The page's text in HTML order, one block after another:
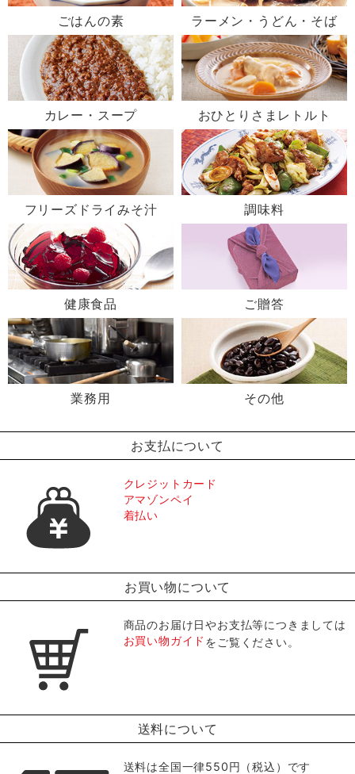
ごはんの素 ラーメン・うどん・そば
カレー・スープ おひとりさまレトルト
フリーズドライみそ汁 調味料
健康食品 ご贈答
業務用 その他
お支払について
クレジットカード
アマゾンペイ
着払い
お買い物について
商品のお届け日やお支払等につきましては
お買い物ガイド をご覧ください。
送料について
送料は全国一律550円（税込）です